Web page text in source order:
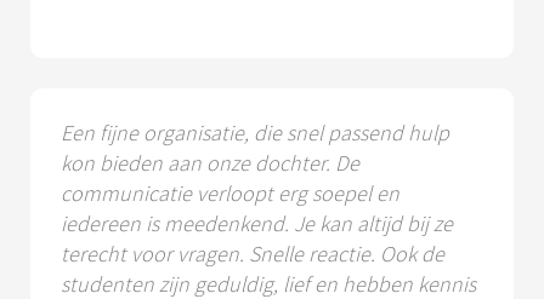
Een fijne organisatie, die snel passend hulp
kon bieden aan onze dochter. De
communicatie verloopt erg soepel en
iedereen is meedenkend. Je kan altijd bij ze
terecht voor vragen. Snelle reactie. Ook de
studenten zijn geduldig, lief en hebben kennis